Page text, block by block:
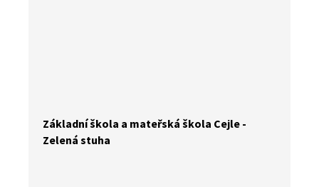
Základní škola a mateřská škola Cejle -
Zelená stuha